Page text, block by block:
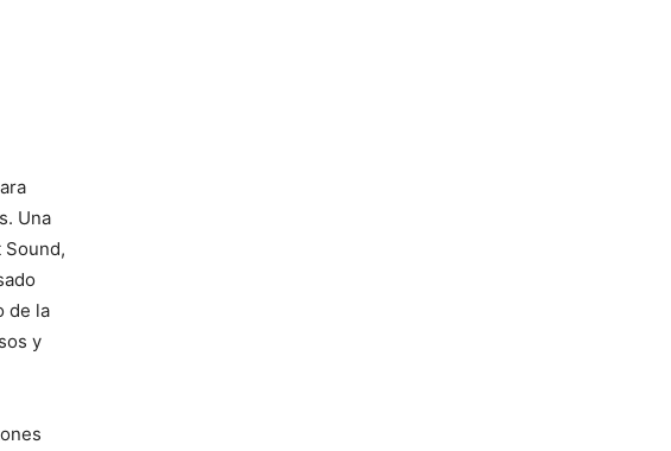
Una
de la
y